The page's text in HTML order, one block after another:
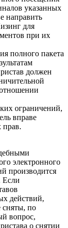
указанных
направить
для
при их
полного пакета
должен
ограничений,
вправе
прав.
электронного
производится
Если
действий,
сняты, по
вопрос,
о снятии